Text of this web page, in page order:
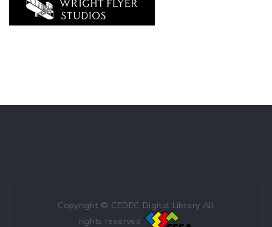
Copyright © CEDEC Digital Library All
rights reserved